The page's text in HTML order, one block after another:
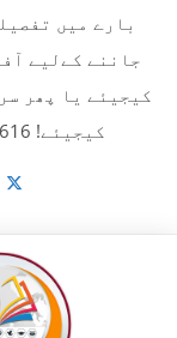
بارے میں
کیجیئے یا پھر
کیجیئے! 00923334687616 / 00923010779495